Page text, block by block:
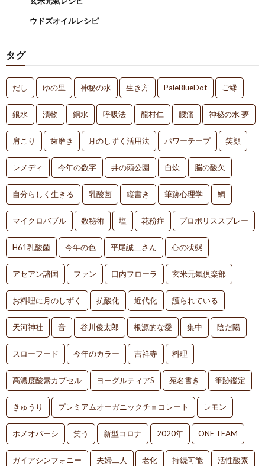
ウドズオイルレシピ
タグ
だし ゆの里 神秘の水 生き方 PaleBlueDot ご縁
銀水 漬物 銅水 呼吸法 龍村仁 腰痛 神秘の水 夢
肩こり 歯磨き 月のしずく活用法 パワーテープ 笑顔
レメディ 今年の数字 井の頭公園 自炊 脳の酸欠
自分らしく生きる 乳酸菌 縦書き 筆跡心理学 鯛
マイクロバブル 数秘術 塩 花粉症 プロポリススプレー
H61乳酸菌 今年の色 平尾誠二さん 心の状態
アセアン諸国 ファン 口内フローラ 玄米元氣倶楽部
お料理に月のしずく 抗酸化 近代化 護られている
天河神社 音 谷川俊太郎 根源的な愛 集中 陰だ陽
スローフード 今年のカラー 吉祥寺 料理
高濃度酸素カプセル ヨーグルティアS 宛名書き 筆跡鑑定
きゅうり プレミアムオーガニックチョコレート レモン
ホメオパーシ 笑う 新型コロナ 2020年 ONE TEAM
ガイアシンフォニー 夫婦二人 老化 持続可能 活性酸素